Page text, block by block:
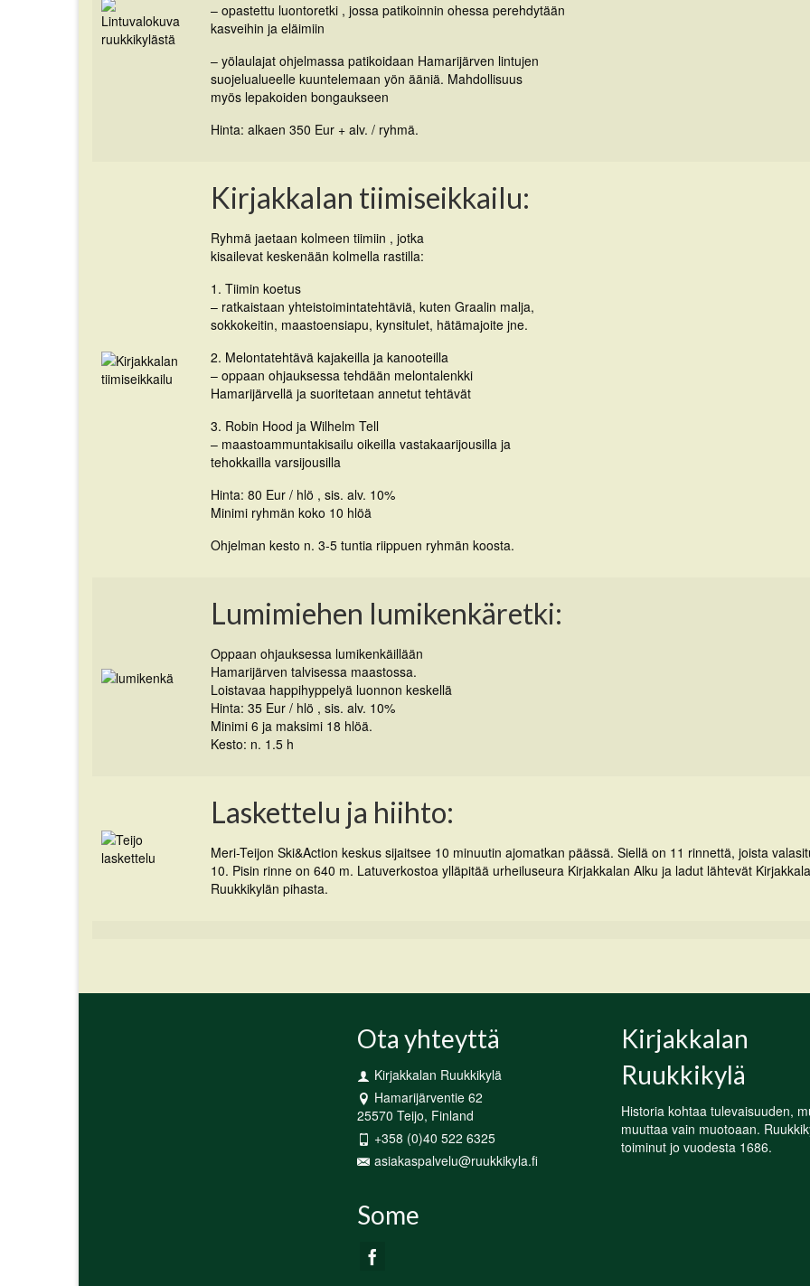
– opastettu luontoretki , jossa patikoinnin ohessa perehdytään
kasveihin ja eläimiin
– yölaulajat ohjelmassa patikoidaan Hamarijärven lintujen
suojelualueelle kuuntelemaan yön ääniä. Mahdollisuus
myös lepakoiden bongaukseen
Hinta: alkaen 350 Eur + alv. / ryhmä.
Kirjakkalan tiimiseikkailu:
Ryhmä jaetaan kolmeen tiimiin , jotka
kisailevat keskenään kolmella rastilla:
1. Tiimin koetus
– ratkaistaan yhteistoimintatehtäviä, kuten Graalin malja,
sokkokeitin, maastoensiapu, kynsitulet, hätämajoite jne.
2. Melontatehtävä kajakeilla ja kanooteilla
– oppaan ohjauksessa tehdään melontalenkki
Hamarijärvellä ja suoritetaan annetut tehtävät
3. Robin Hood ja Wilhelm Tell
– maastoammuntakisailu oikeilla vastakaarijousilla ja
tehokkailla varsijousilla
Hinta: 80 Eur / hlö , sis. alv. 10%
Minimi ryhmän koko 10 hlöä
Ohjelman kesto n. 3-5 tuntia riippuen ryhmän koosta.
Lumimiehen lumikenkäretki:
Oppaan ohjauksessa lumikenkäillään
Hamarijärven talvisessa maastossa.
Loistavaa happihyppelyä luonnon keskellä
Hinta: 35 Eur / hlö , sis. alv. 10%
Minimi 6 ja maksimi 18 hlöä.
Kesto: n. 1.5 h
Laskettelu ja hiihto:
Meri-Teijon Ski&Action keskus sijaitsee 10 minuutin ajomatkan päässä. Siellä on 11 rinnettä, joista
10. Pisin rinne on 640 m. Latuverkostoa ylläpitää urheiluseura Kirjakkalan Alku ja ladut lähtevät
Ruukkikylän pihasta.
Ota yhteyttä
Kirjakkalan Ruukkikylä
Hamarijärventie 62
25570 Teijo, Finland
+358 (0)40 522 6325
asiakaspalvelu@ruukkikyla.fi
Some
Kirjakkalan
Ruukkikylä
Historia kohtaa tulevaisuuden,
muuttaa vain muotoaan.
toiminut jo vuodesta 1686.